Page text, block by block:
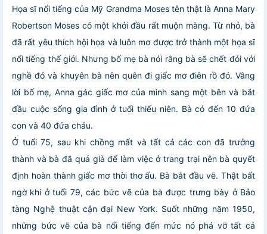
Họa sĩ nổi tiếng của Mỹ Grandma Moses tên thật là Anna Mary
Robertson Moses có một khởi đầu rất muộn màng. Từ nhỏ, bà
đã rất yêu thích hội họa và luôn mơ được trở thành một họa sĩ
nổi tiếng thế giới. Nhưng bố mẹ bà nói rằng bà sẽ chết đói với
nghề đó và khuyên bà nên quên đi giấc mơ điên rồ đó. Vâng
lời bố mẹ, Anna gác giấc mơ của mình sang một bên và bắt
đầu cuộc sống gia đình ở tuổi thiếu niên. Bà có đến 10 đứa
con và 40 đứa cháu.
Ở tuổi 75, sau khi chồng mất và tất cả các con đã trưởng
thành và bà đã quá già để làm việc ở trang trại nên bà quyết
định hoàn thành giấc mơ thời thơ ấu. Bà bắt đầu vẽ. Thật bất
ngờ khi ở tuổi 79, các bức vẽ của bà được trưng bày ở Bảo
tàng Nghệ thuật cận đại New York. Suốt những năm 1950,
những bức vẽ của bà nổi tiếng đến mức nó phá vỡ tất cả